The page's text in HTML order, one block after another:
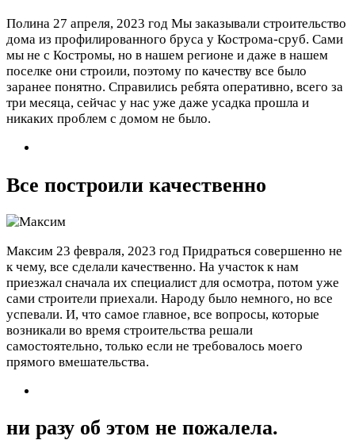
Полина 27 апреля, 2023 год Мы заказывали строительство
дома из профилированного бруса у Кострома-сруб. Сами
мы не с Костромы, но в нашем регионе и даже в нашем
поселке они строили, поэтому по качеству все было
заранее понятно. Справились ребята оперативно, всего за
три месяца, сейчас у нас уже даже усадка прошла и
никаких проблем с домом не было.
Все построили качественно
Максим 23 февраля, 2023 год Придраться совершенно не
к чему, все сделали качественно. На участок к нам
приезжал сначала их специалист для осмотра, потом уже
сами строители приехали. Народу было немного, но все
успевали. И, что самое главное, все вопросы, которые
возникали во время строительства решали
самостоятельно, только если не требовалось моего
прямого вмешательства.
ни разу об этом не пожалела.